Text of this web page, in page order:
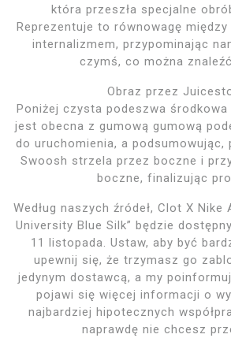
która przeszła specjalne
Reprezentuje to równowagę
internalizmem, przypominając
czymś, co można
Obraz przez
Poniżej czysta podeszwa środkowa
jest obecna z gumową gumową
do uruchomienia, a podsumowując,
Swoosh strzela przez boczne i
boczne, finalizując
Według naszych źródeł, Clot X Nike
University Blue Silk” będzie
11 listopada. Ustaw, aby być
upewnij się, że trzymasz go
jedynym dostawcą, a my
pojawi się więcej informacji o
najbardziej hipotecznych
naprawdę nie chcesz